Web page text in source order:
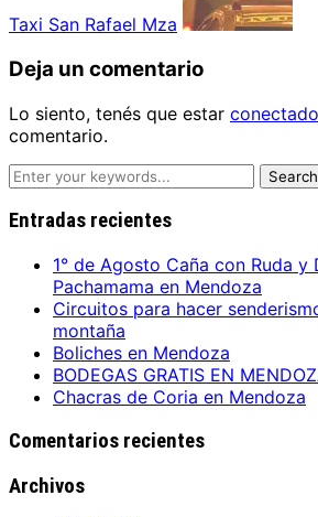
Taxi San Rafael Mza
Deja un comentario
Lo siento, tenés que estar conectado
comentario.
Entradas recientes
1° de Agosto Caña con Ruda y
Pachamama en Mendoza
Circuitos para hacer
montaña
Boliches en Mendoza
BODEGAS GRATIS EN
Chacras de Coria en Mendoza
Comentarios recientes
Archivos